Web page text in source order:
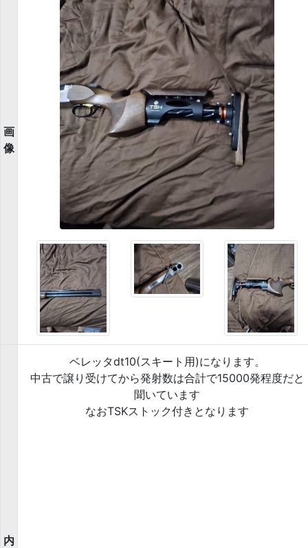
画
像
内
ベレッタdt10(スキート用)になります。
中古で譲り受けてから発射数は合計で15000発程度だと
聞いています
なおTSKストック付きとなります